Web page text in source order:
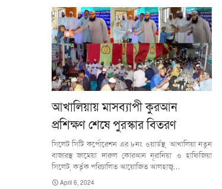
আখালিয়ায় মাসব্যাপী কুরআন
প্রশিক্ষণ শেষে পুরস্কার বিতরণ
সিলেট সিটি কর্পোরেশন এর ৮নং ওয়ার্ডস্থ, আখালিয়া নতুন
বাজারস্থ জামেয়া দারুল কোরআন নূরানিয়া ও হাফিজিয়া
সিলেট, কর্তৃক পরিচালিত আয়োজিত আলহাজ্ব…
April 6, 2024